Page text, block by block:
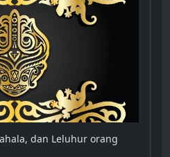
dan Leluhur orang